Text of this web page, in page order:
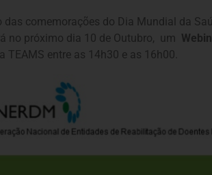
das comemorações do Dia Mundial da
no próximo dia 10 de Outubro, um
TEAMS entre as 14h30 e as 16h00.